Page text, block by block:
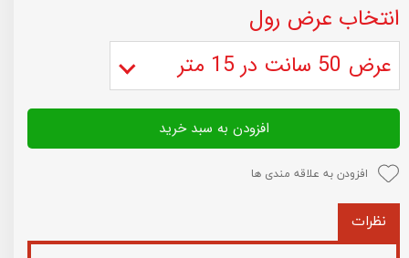
انتخاب عرض رول
عرض 50 سانت در 15 متر
افزودن به سبد خرید
افزودن به علاقه مندی ها
نظرات